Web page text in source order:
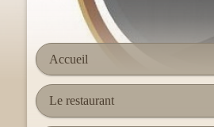
Accueil
Le restaurant